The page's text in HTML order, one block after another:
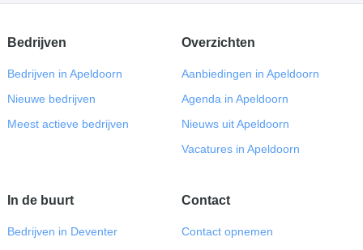
Bedrijven
Bedrijven in Apeldoorn
Nieuwe bedrijven
Meest actieve bedrijven
Overzichten
Aanbiedingen in Apeldoorn
Agenda in Apeldoorn
Nieuws uit Apeldoorn
Vacatures in Apeldoorn
In de buurt
Bedrijven in Deventer
Contact
Contact opnemen